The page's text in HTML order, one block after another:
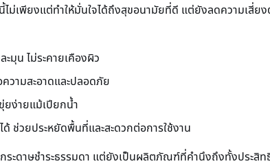
เพียงแต่ทำให้มั่นใจได้ถึงสุขอนามัยที่ดี แต่ยังลดความเสี่ยง
มุน ไม่ระคายเคืองผิว
วามสะอาดและปลอดภัย
ยง่ายแม้เปียกน้ำ
ช่วยประหยัดพื้นที่และสะดวกต่อการใช้งาน
ดาษชำระธรรมดา แต่ยังเป็นผลิตภัณฑ์ที่คำนึงถึงทั้งประสิ